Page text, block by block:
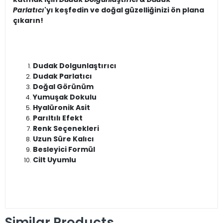
Parlatıcı'yı keşfedin ve doğal güzelliğinizi ön plana
çıkarın!
Dudak Dolgunlaştırıcı
Dudak Parlatıcı
Doğal Görünüm
Yumuşak Dokulu
Hyalüronik Asit
Parıltılı Efekt
Renk Seçenekleri
Uzun Süre Kalıcı
Besleyici Formül
Cilt Uyumlu